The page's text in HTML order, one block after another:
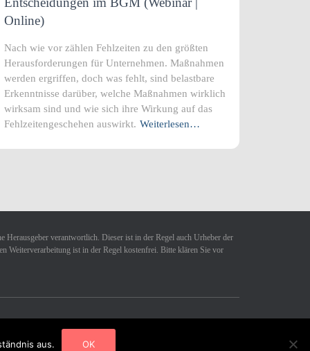
Online)
Nach wie vor zählen Fehlzeiten zu den größten
Herausforderungen für Unternehmen. Maßnahmen
werden ergriffen, doch was fehlt, sind belastbare
Erkenntnisse darüber, welche Maßnahmen wirklich
wirksam sind und wie sich ihre Wirkung auf das
Fehlzeitengeschehen auswirkt. Weiterlesen…
Herausgeber verantwortlich. Dieser ist in der Regel auch Urheber der
Weiterverarbeitung ist in der Regel kostenfrei. Bitte klären Sie vor
Hestia | Entwickelt von
aus. OK